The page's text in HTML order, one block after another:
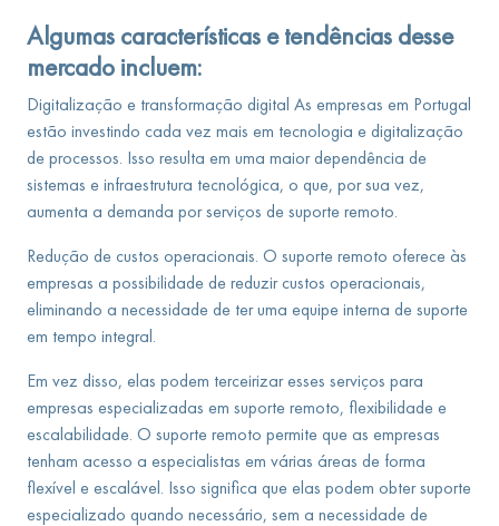
Algumas características e tendências desse
mercado incluem:
Digitalização e transformação digital As empresas em Portugal
estão investindo cada vez mais em tecnologia e digitalização
de processos. Isso resulta em uma maior dependência de
sistemas e infraestrutura tecnológica, o que, por sua vez,
aumenta a demanda por serviços de suporte remoto.
Redução de custos operacionais. O suporte remoto oferece às
empresas a possibilidade de reduzir custos operacionais,
eliminando a necessidade de ter uma equipe interna de suporte
em tempo integral.
Em vez disso, elas podem terceirizar esses serviços para
empresas especializadas em suporte remoto, flexibilidade e
escalabilidade. O suporte remoto permite que as empresas
tenham acesso a especialistas em várias áreas de forma
flexível e escalável. Isso significa que elas podem obter suporte
especializado quando necessário, sem a necessidade de